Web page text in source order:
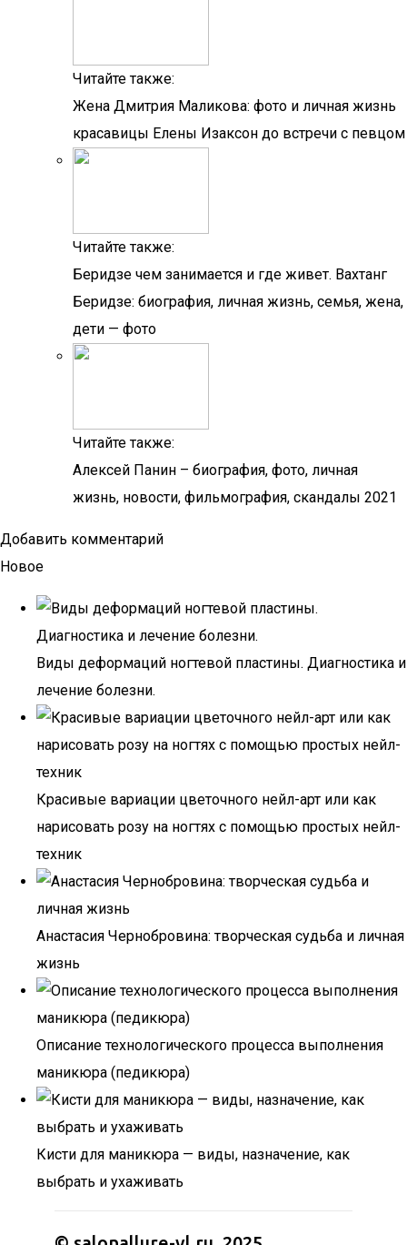
Читайте также:
Жена Дмитрия Маликова: фото и личная жизнь
красавицы Елены Изаксон до встречи с певцом
Читайте также:
Беридзе чем занимается и где живет. Вахтанг
Беридзе: биография, личная жизнь, семья, жена,
дети — фото
Читайте также:
Алексей Панин – биография, фото, личная
жизнь, новости, фильмография, скандалы 2021
Добавить комментарий
Новое
Виды деформаций ногтевой пластины. Диагностика и
лечение болезни.
Красивые вариации цветочного нейл-арт или как
нарисовать розу на ногтях с помощью простых нейл-
техник
Анастасия Чернобровина: творческая судьба и личная
жизнь
Описание технологического процесса выполнения
маникюра (педикюра)
Кисти для маникюра — виды, назначение, как
выбрать и ухаживать